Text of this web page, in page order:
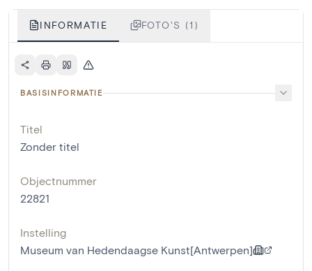
INFORMATIE FOTO'S (1)
BASISINFORMATIE
Titel
Zonder titel
Objectnummer
22821
Instelling
Museum van Hedendaagse Kunst[Antwerpen]